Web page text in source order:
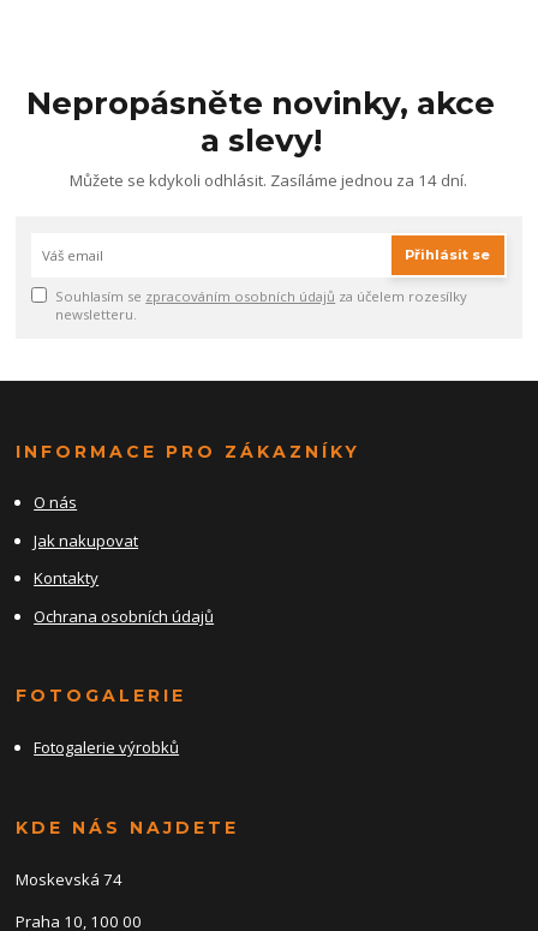
Nepropásněte novinky, akce
a slevy!
Můžete se kdykoli odhlásit. Zasíláme jednou za 14 dní.
Přihlásit se
Souhlasím se zpracováním osobních údajů za účelem rozesílky
newsletteru.
INFORMACE PRO ZÁKAZNÍKY
O nás
Jak nakupovat
Kontakty
Ochrana osobních údajů
FOTOGALERIE
Fotogalerie výrobků
KDE NÁS NAJDETE
Moskevská 74
Praha 10, 100 00